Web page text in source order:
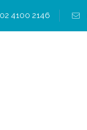
4100 2146